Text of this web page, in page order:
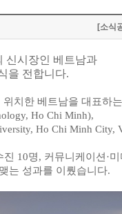
[소식
신시장인 베트남과
을 전합니다.
치한 베트남을 대표하
Ho Chi Minh),
Ho Chi Minh City,
진 10명, 커뮤니케이션 ·
는 성과를 이뤘습니다.